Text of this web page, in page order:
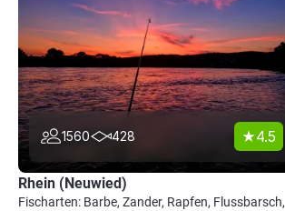
1560 428 4.5
Rhein (Neuwied)
Fischarten: Barbe, Zander, Rapfen, Flussbarsch,